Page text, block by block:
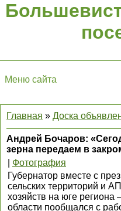
Меню сайта
Главная » Доска
Андрей Бочаров:
зерна передаем в
Фотография
Губернатор вместе с
сельских территорий и
хозяйств на юге
области пообщался с